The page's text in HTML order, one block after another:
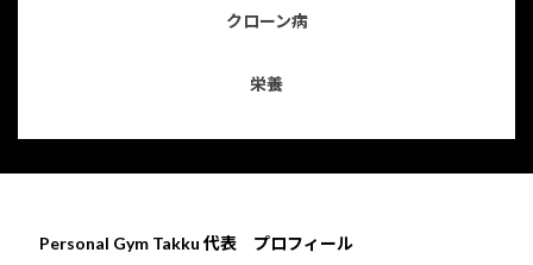
クローン病
栄養
Personal Gym Takku 代表 プロフィール